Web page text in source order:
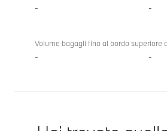
- -
Volume bagagli fino al bordo superiore
- -